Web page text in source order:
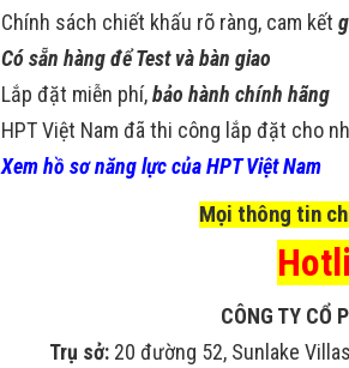
Chính sách chiết khấu rõ ràng, cam kết
Có sẵn hàng để Test và bàn giao
Lắp đặt miễn phí,bảo hành chính hãng
HPT Việt Nam đã thi công lắp đặt cho
Xem hồ sơ năng lực của HPT Việt Nam
Mọi thông tin
CÔNG TY CỔ
Trụ sở: 20 đường 52, Sunlake